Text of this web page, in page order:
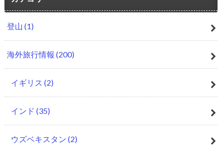
登山 (1)
海外旅行情報 (200)
イギリス (2)
インド (35)
ウズベキスタン (2)